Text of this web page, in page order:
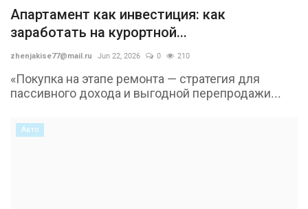
Апартамент как инвестиция: как
заработать на курортной...
zhenjakise77@mail.ru Jun 22, 2026 0 210
«Покупка на этапе ремонта — стратегия для
пассивного дохода и выгодной перепродажи...
Авто